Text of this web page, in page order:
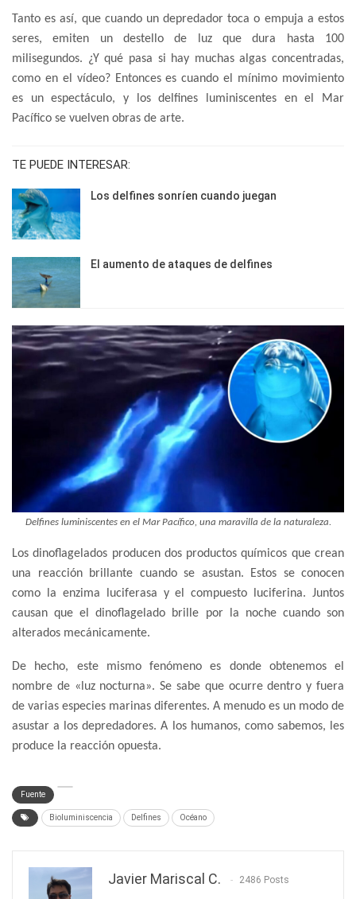
Tanto es así, que cuando un depredador toca o empuja a estos
seres, emiten un destello de luz que dura hasta 100
milisegundos. ¿Y qué pasa si hay muchas algas concentradas,
como en el vídeo? Entonces es cuando el mínimo movimiento
es un espectáculo, y los delfines luminiscentes en el Mar
Pacífico se vuelven obras de arte.
TE PUEDE INTERESAR:
Los delfines sonríen cuando juegan
El aumento de ataques de delfines
Delfines luminiscentes en el Mar Pacífico, una maravilla de la naturaleza.
Los dinoflagelados producen dos productos químicos que crean
una reacción brillante cuando se asustan. Estos se conocen
como la enzima luciferasa y el compuesto luciferina. Juntos
causan que el dinoflagelado brille por la noche cuando son
alterados mecánicamente.
De hecho, este mismo fenómeno es donde obtenemos el
nombre de «luz nocturna». Se sabe que ocurre dentro y fuera
de varias especies marinas diferentes. A menudo es un modo de
asustar a los depredadores. A los humanos, como sabemos, les
produce la reacción opuesta.
Fuente
Bioluminiscencia Delfines Océano
Javier Mariscal C. 2486 Posts